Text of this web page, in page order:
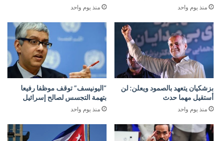
منذ يوم واحد منذ يوم واحد
بزشكيان يتعهد بالصمود ويعلن: لن
أستقيل مهما حدث
منذ يوم واحد
“اليونيسف” توقف موظفا رفيعا
بتهمة التجسس لصالح إسرائيل
منذ يوم واحد